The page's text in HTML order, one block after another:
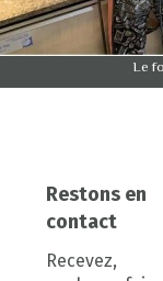
Le
Restons en
contact
Recevez,